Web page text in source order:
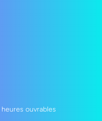
ouvrables